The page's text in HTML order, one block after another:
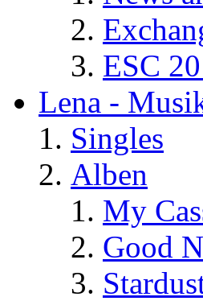
ESC
Lena -
Singles
Alben
My
Good